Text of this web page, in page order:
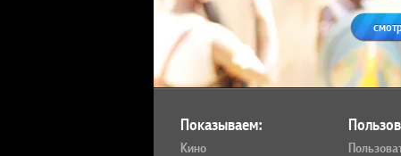
Показываем:
Кино